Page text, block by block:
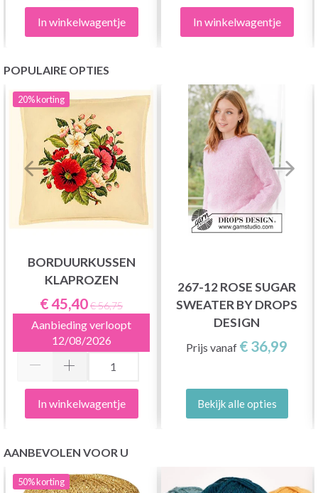
In winkelwagentje In winkelwagentje
POPULAIRE OPTIES
20%korting
BORDUURKUSSEN
KLAPROZEN
€ 45,40€ 56,75
Aanbieding verloopt
12/08/2026
In winkelwagentje
267-12 ROSE SUGAR
SWEATER BY DROPS
DESIGN
Prijs vanaf € 36,99
Bekijk alle opties
AANBEVOLEN VOOR U
50%korting